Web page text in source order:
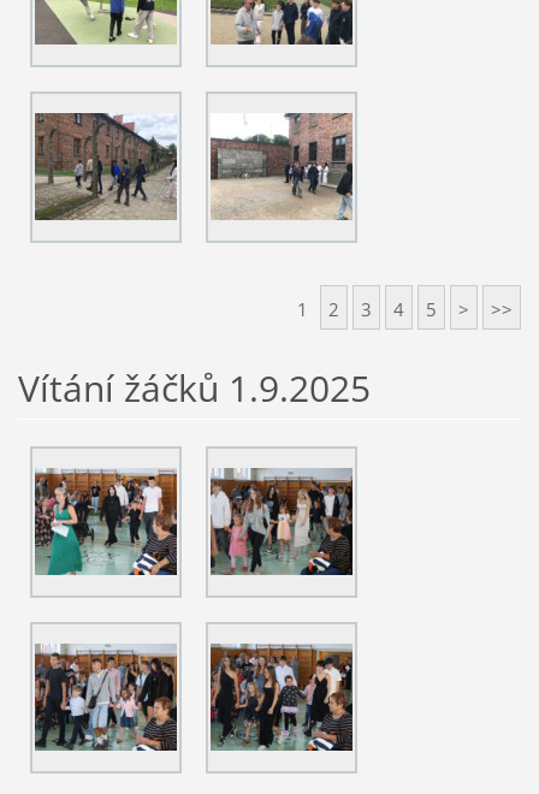
1 2 3 4 5 > >>
Vítání žáčků 1.9.2025